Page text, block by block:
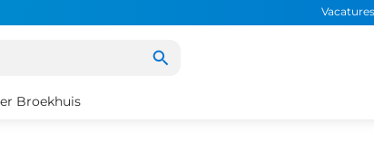
Vacatures
Broekhuis